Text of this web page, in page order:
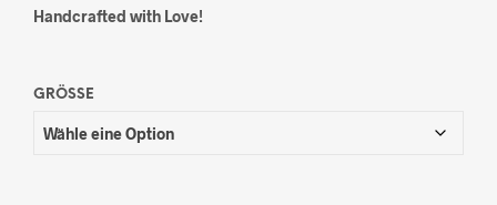
Handcrafted with Love!
GRÖSSE